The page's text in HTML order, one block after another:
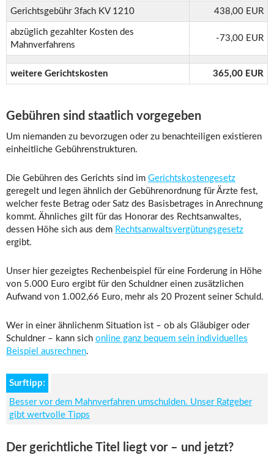
Gerichtsgebühr 3fach KV 1210 438,00 EUR
abzüglich gezahlter Kosten des
Mahnverfahrens
-73,00 EUR
weitere Gerichtskosten 365,00 EUR
Gebühren sind staatlich vorgegeben
Um niemanden zu bevorzugen oder zu benachteiligen existieren
einheitliche Gebührenstrukturen.
Die Gebühren des Gerichts sind im Gerichtskostengesetz
geregelt und legen ähnlich der Gebührenordnung für Ärzte fest,
welcher feste Betrag oder Satz des Basisbetrages in Anrechnung
kommt. Ähnliches gilt für das Honorar des Rechtsanwaltes,
dessen Höhe sich aus dem Rechtsanwaltsvergütungsgesetz
ergibt.
Unser hier gezeigtes Rechenbeispiel für eine Forderung in Höhe
von 5.000 Euro ergibt für den Schuldner einen zusätzlichen
Aufwand von 1.002,66 Euro, mehr als 20 Prozent seiner Schuld.
Wer in einer ähnlichenm Situation ist – ob als Gläubiger oder
Schuldner – kann sich online ganz bequem sein individuelles
Beispiel ausrechnen.
Surftipp:
Besser vor dem Mahnverfahren umschulden. Unser Ratgeber
gibt wertvolle Tipps
Der gerichtliche Titel liegt vor – und jetzt?